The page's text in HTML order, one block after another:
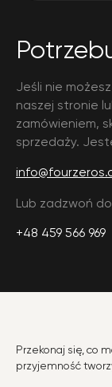
Jeśli nie
naszej stronie
zamówieniem,
sprzedaży.
Lub zadzwoń
+48 459 566 969
Przekonaj się, co
przyjemność